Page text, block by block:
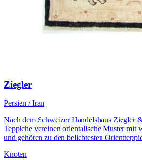
Ziegler
Persien / Iran
Nach dem Schweizer Handelshaus Ziegler
Teppiche vereinen orientalische Muster mit
und gehören zu den beliebtesten
Knoten